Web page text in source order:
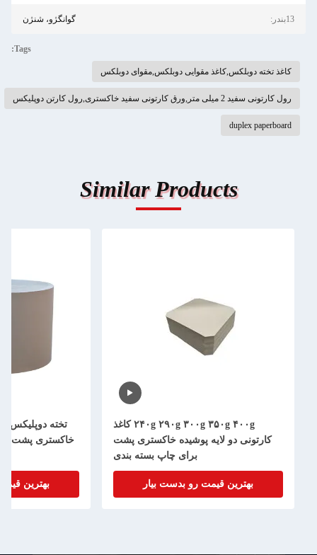
13بندر: گوانگژو، شنژن
Tags:
کاغذ تخته دوبلکس,کاغذ مقوایی دوبلکس,مقوای دوبلکس
رول کارتونی سفید 2 میلی متر,ورق کارتونی سفید خاکستری,رول کارتن دوپلیکس
duplex paperboard
Similar Products
۲۴۰g ۲۹۰g ۳۰۰g ۳۵۰g ۴۰۰g کاغذ
کارتونی دو لایه پوشیده خاکستری پشت
برای چاپ بسته بندی
بهترین قیمت رو بدست بیار
تخته دوپلیکس
خاکستری پشت،
بهترین